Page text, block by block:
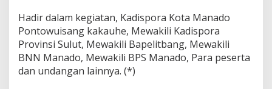
Hadir dalam kegiatan, Kadispora Kota Manado
Pontowuisang kakauhe, Mewakili Kadispora
Provinsi Sulut, Mewakili Bapelitbang, Mewakili
BNN Manado, Mewakili BPS Manado, Para peserta
dan undangan lainnya. (*)